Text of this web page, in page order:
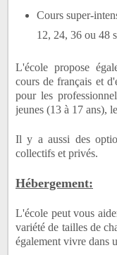
Cours super-
12, 24, 36 ou 48
L'école propose
cours de français et
pour les
jeunes (13 à 17 ans),
Il y a aussi des
collectifs et privés.
Hébergement:
L'école peut vous
variété de tailles de
également vivre dans